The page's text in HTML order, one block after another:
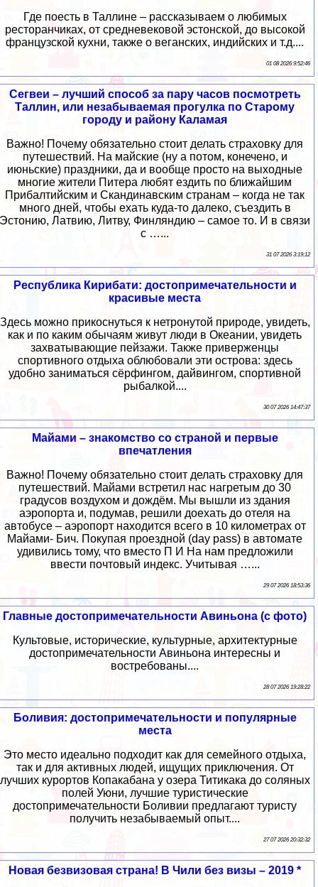
Где поесть в Таллине – рассказываем о любимых
ресторанчиках, от средневековой эстонской, до высокой
французской кухни, также о веганских, индийских и т.д....
01 08 2026 9:52:46
Сегвеи – лучший способ за пару часов посмотреть
Таллин, или незабываемая прогулка по Старому
городу и району Каламая
Важно! Почему обязательно стоит делать страховку для
путешествий. На майские (ну а потом, конечено, и
июньские) праздники, да и вообще просто на выходные
многие жители Питера любят ездить по ближайшим
Прибалтийским и Скандинавским странам – когда не так
много дней, чтобы ехать куда-то далеко, съездить в
Эстонию, Латвию, Литву, Финляндию – самое то. И в связи
с …...
31 07 2026 3:19:12
Республика Кирибати: достопримечательности и
красивые места
Здесь можно прикоснуться к нетронутой природе, увидеть,
как и по каким обычаям живут люди в Океании, увидеть
захватывающие пейзажи. Также приверженцы
спортивного отдыха облюбовали эти острова: здесь
удобно заниматься сёрфингом, дайвингом, спортивной
рыбалкой....
30 07 2026 14:47:37
Майами – знакомство со страной и первые
впечатления
Важно! Почему обязательно стоит делать страховку для
путешествий. Майами встретил нас нагретым до 30
градусов воздухом и дождём. Мы вышли из здания
аэропорта и, подумав, решили доехать до отеля на
автобусе – аэропорт находится всего в 10 километрах от
Майами- Бич. Покупая проездной (day pass) в автомате
удивились тому, что вместо П И На нам предложили
ввести почтовый индекс. Учитывая …...
29 07 2026 18:53:36
Главные достопримечательности Авиньона (с фото)
Культовые, исторические, культурные, архитектурные
достопримечательности Авиньона интересны и
востребованы....
28 07 2026 19:28:22
Боливия: достопримечательности и популярные
места
Это место идеально подходит как для семейного отдыха,
так и для активных людей, ищущих приключения. От
лучших курортов Копакабана у озера Титикака до соляных
полей Уюни, лучшие туристические
достопримечательности Боливии предлагают туристу
получить незабываемый опыт....
27 07 2026 20:32:32
Новая безвизовая страна! В Чили без визы – 2019 *